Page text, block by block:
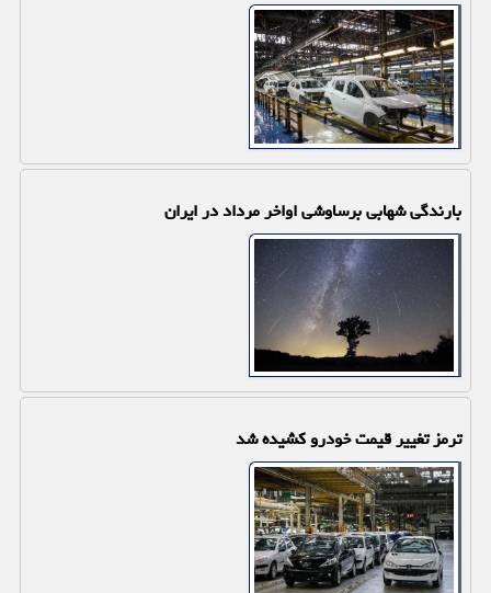
بارندگی شهابی برساوشی اواخر مرداد در ایران
ترمز تغییر قیمت خودرو کشیده شد